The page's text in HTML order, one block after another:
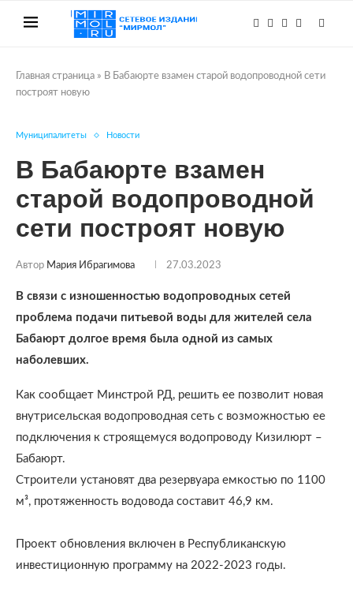
Главная страница » В Бабаюрте взамен старой водопроводной сети
построят новую
Муниципалитеты Новости
В Бабаюрте взамен
старой водопроводной
сети построят новую
Автор Мария Ибрагимова 27.03.2023
В связи с изношенностью водопроводных сетей
проблема подачи питьевой воды для жителей села
Бабаюрт долгое время была одной из самых
наболевших.
Как сообщает Минстрой РД, решить ее позволит новая
внутрисельская водопроводная сеть с возможностью ее
подключения к строящемуся водопроводу Кизилюрт –
Бабаюрт.
Строители установят два резервуара емкостью по 1100
м³, протяженность водовода составит 46,9 км.
Проект обновления включен в Республиканскую
инвестиционную программу на 2022-2023 годы.